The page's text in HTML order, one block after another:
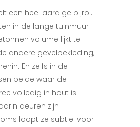
een heel aardige bijrol.
in de lange tuinmuur
volume lijkt te
andere gevelbekleding,
En zelfs in de
beide waar de
volledig in hout is
deuren zijn
loopt ze subtiel voor